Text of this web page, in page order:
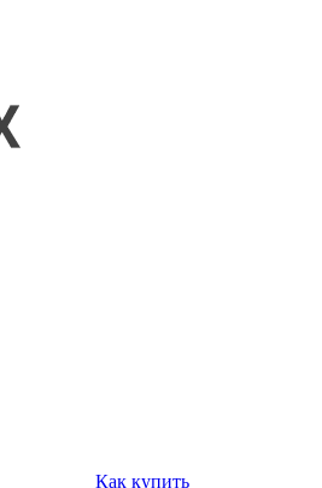
Как купить